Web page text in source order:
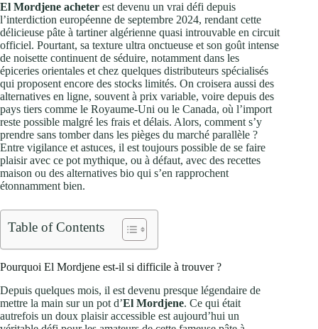
El Mordjene acheter est devenu un vrai défi depuis
l’interdiction européenne de septembre 2024, rendant cette
délicieuse pâte à tartiner algérienne quasi introuvable en circuit
officiel. Pourtant, sa texture ultra onctueuse et son goût intense
de noisette continuent de séduire, notamment dans les
épiceries orientales et chez quelques distributeurs spécialisés
qui proposent encore des stocks limités. On croisera aussi des
alternatives en ligne, souvent à prix variable, voire depuis des
pays tiers comme le Royaume-Uni ou le Canada, où l’import
reste possible malgré les frais et délais. Alors, comment s’y
prendre sans tomber dans les pièges du marché parallèle ?
Entre vigilance et astuces, il est toujours possible de se faire
plaisir avec ce pot mythique, ou à défaut, avec des recettes
maison ou des alternatives bio qui s’en rapprochent
étonnamment bien.
Table of Contents
Pourquoi El Mordjene est-il si difficile à trouver ?
Depuis quelques mois, il est devenu presque légendaire de
mettre la main sur un pot d’El Mordjene. Ce qui était
autrefois un doux plaisir accessible est aujourd’hui un